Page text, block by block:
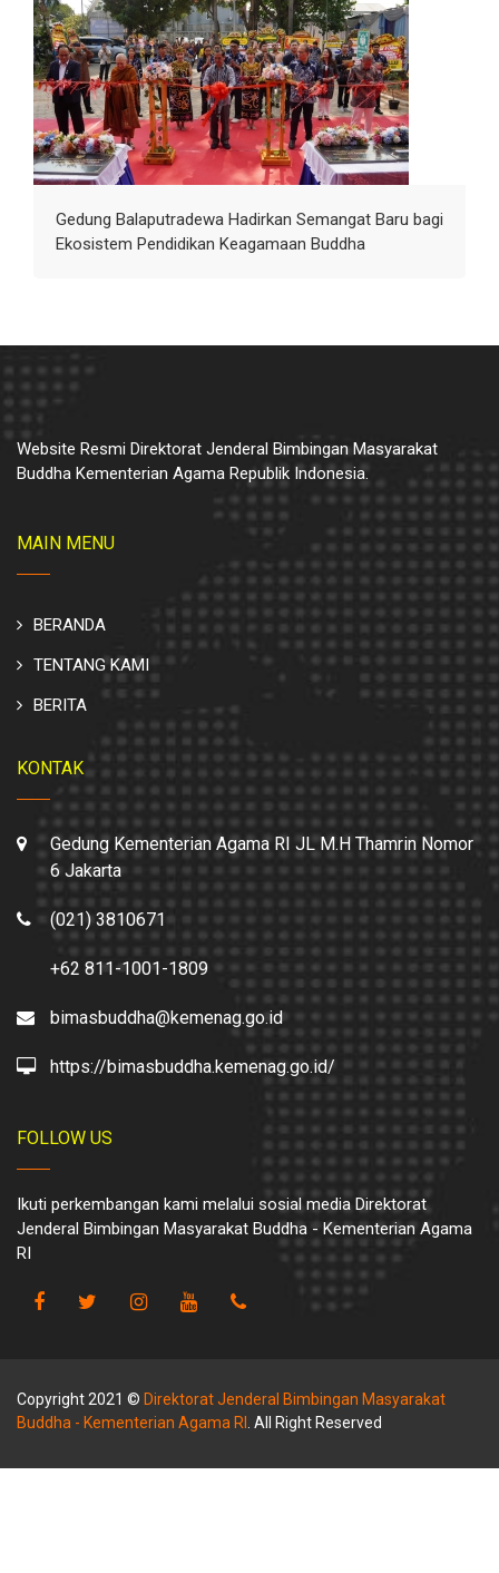
Gedung Balaputradewa Hadirkan Semangat Baru bagi
Ekosistem Pendidikan Keagamaan Buddha
Website Resmi Direktorat Jenderal Bimbingan Masyarakat
Buddha Kementerian Agama Republik Indonesia.
MAIN MENU
BERANDA
TENTANG KAMI
BERITA
KONTAK
Gedung Kementerian Agama RI JL M.H Thamrin Nomor
6 Jakarta
(021) 3810671
+62 811-1001-1809
bimasbuddha@kemenag.go.id
https://bimasbuddha.kemenag.go.id/
FOLLOW US
Ikuti perkembangan kami melalui sosial media Direktorat
Jenderal Bimbingan Masyarakat Buddha - Kementerian Agama
RI
Copyright 2021 © Direktorat Jenderal Bimbingan Masyarakat
Buddha - Kementerian Agama RI
. All Right Reserved